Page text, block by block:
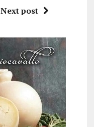
Next post